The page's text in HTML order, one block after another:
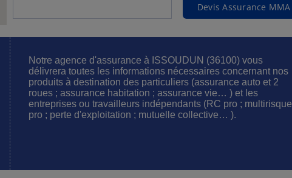
Devis Assurance MMA
Notre agence d'assurance à ISSOUDUN (36100) vous
délivrera toutes les informations nécessaires concernant nos
produits à destination des particuliers (assurance auto et 2
roues ; assurance habitation ; assurance vie… ) et les
entreprises ou travailleurs indépendants (RC pro ; multirisque
pro ; perte d'exploitation ; mutuelle collective… ).